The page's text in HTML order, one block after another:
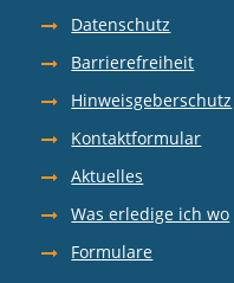
Datenschutz
Barrierefreiheit
Hinweisgeberschutz
Kontaktformular
Aktuelles
Was erledige ich wo
Formulare